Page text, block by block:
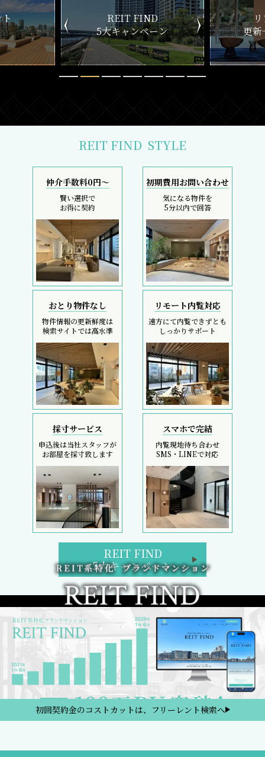
ン
リアルタイム
更新一覧チェック
新
REIT FIND STYLE
仲介手数料0円～
賢い選択で
お得に契約
初期費用お問い合わせ
気になる物件を
5分以内で回答
おとり物件なし
物件情報の更新鮮度は
検索サイトでは高水準
リモート内覧対応
遠方にて内覧できずとも
しっかりサポート
採寸サービス
申込後は当社スタッフが
お部屋を採寸致します
スマホで完結
内覧現地待ち合わせ
SMS・LINEで対応
REIT FIND
5大キャンペーン
初回契約金のコストカットは、フリーレント検索へ